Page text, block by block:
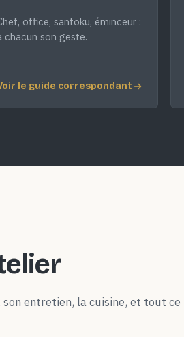
office, santoku, éminceur :
chacun son geste.
le guide correspondant
entretien, la cuisine, et tout ce